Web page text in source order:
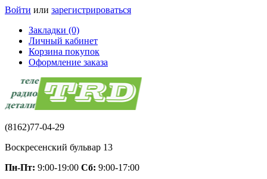
Войти или зарегистрироваться
Закладки (0)
Личный кабинет
Корзина покупок
Оформление заказа
(8162)77-04-29
Воскресенский бульвар 13
Пн-Пт: 9:00-19:00 Сб: 9:00-17:00